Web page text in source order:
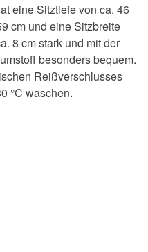
eine Sitztiefe von ca. 46
cm und eine Sitzbreite
8 cm stark und mit der
besonders bequem.
Reißverschlusses
°C waschen.